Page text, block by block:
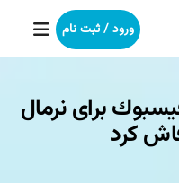
ورود / ثبت نام
برای نرمال
كرد